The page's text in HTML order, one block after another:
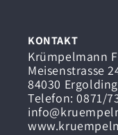
KONTAKT
Krümpelmann
Meisenstrasse
84030 Ergolding
Telefon: 0871/